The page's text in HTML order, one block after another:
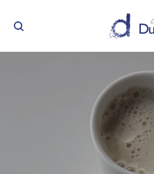
Saltar para o conteúdo